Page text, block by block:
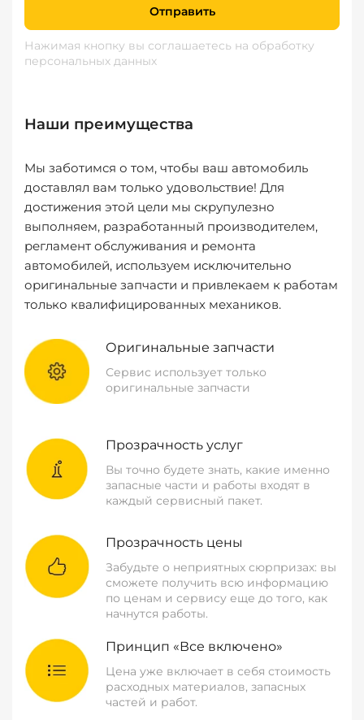
Отправить
Нажимая кнопку вы соглашаетесь на обработку
персональных данных
Наши преимущества
Мы заботимся о том, чтобы ваш автомобиль
доставлял вам только удовольствие! Для
достижения этой цели мы скрупулезно
выполняем, разработанный производителем,
регламент обслуживания и ремонта
автомобилей, используем исключительно
оригинальные запчасти и привлекаем к работам
только квалифицированных механиков.
Оригинальные запчасти
Сервис использует только
оригинальные запчасти
Прозрачность услуг
Вы точно будете знать, какие именно
запасные части и работы входят в
каждый сервисный пакет.
Прозрачность цены
Забудьте о неприятных сюрпризах: вы
сможете получить всю информацию
по ценам и сервису еще до того, как
начнутся работы.
Принцип «Все включено»
Цена уже включает в себя стоимость
расходных материалов, запасных
частей и работ.